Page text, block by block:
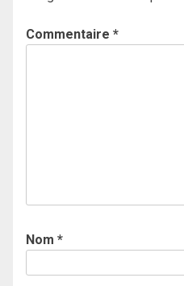
Commentaire *
Nom *